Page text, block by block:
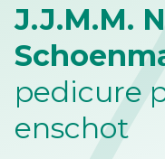
J.J.M.M.
pedicure
enschot